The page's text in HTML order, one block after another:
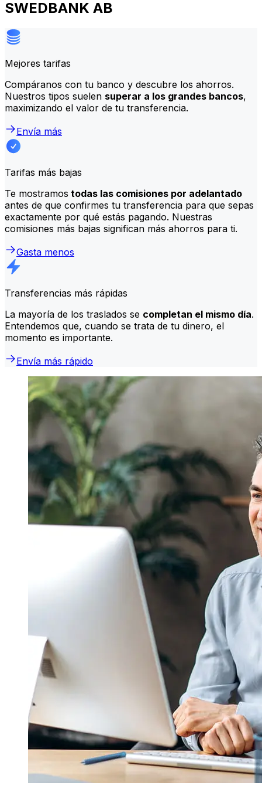
SWEDBANK AB
Mejores tarifas
Compáranos con tu banco y descubre los ahorros.
Nuestros tipos suelen superar a los grandes bancos,
maximizando el valor de tu transferencia.
Envía más
Tarifas más bajas
Te mostramos todas las comisiones por adelantado
antes de que confirmes tu transferencia para que sepas
exactamente por qué estás pagando. Nuestras
comisiones más bajas significan más ahorros para ti.
Gasta menos
Transferencias más rápidas
La mayoría de los traslados se completan el mismo día.
Entendemos que, cuando se trata de tu dinero, el
momento es importante.
Envía más rápido